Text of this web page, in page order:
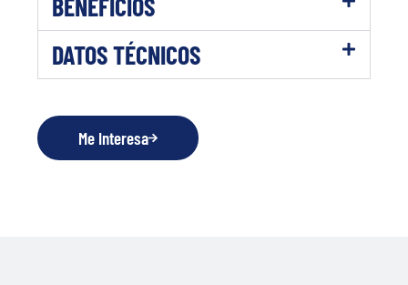
BENEFICIOS
DATOS TÉCNICOS
Me Interesa